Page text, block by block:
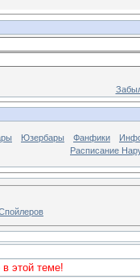
Юзербары Фанфики
Расписание
этой теме!